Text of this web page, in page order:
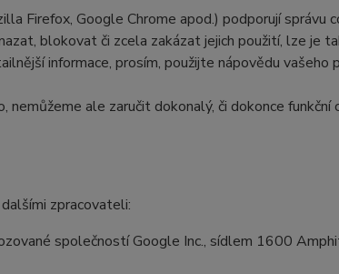
Firefox, Google Chrome apod.) podporují správu
blokovat či zcela zakázat jejich použití, lze je
informace, prosím, použijte nápovědu vašeho
ale zaručit dokonalý, či dokonce funkční
zpracovateli:
společností Google Inc., sídlem 1600